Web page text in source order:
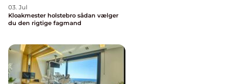
03. Jul
Kloakmester holstebro sådan vælger
du den rigtige fagmand